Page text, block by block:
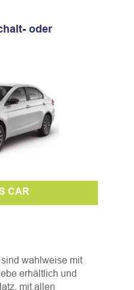
wahlweise mit
erhältlich und
mit allen
oder
CAR